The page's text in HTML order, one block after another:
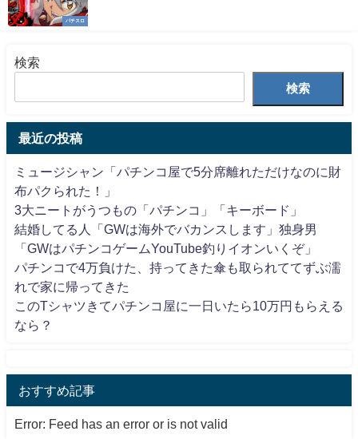
パチスロ
検索
検索
最近の投稿
ミュージシャン「パチンコ屋で5分席離れただけなのに財
布パクられた！」
3大ニートがうつもの「パチンコ」「キーボード」
結婚してる人「GWは海外でバカンスします」独身男
「GWはパチンコゲームYouTube釣りイオンいくぞ」
パチンコで4万負けた、持ってきた傘も取られててずぶ濡
れで家に帰ってきた
このTシャツきてパチンコ屋に一日いたら10万円もらえる
なら？
おすすめ記事
Error: Feed has an error or is not valid